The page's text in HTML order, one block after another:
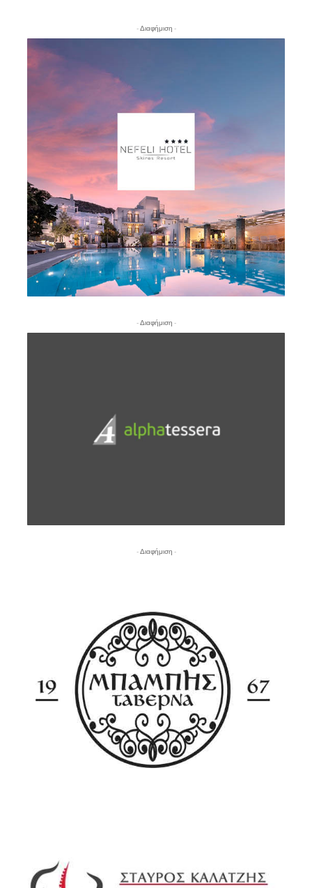
- Διαφήμιση -
- Διαφήμιση -
- Διαφήμιση -